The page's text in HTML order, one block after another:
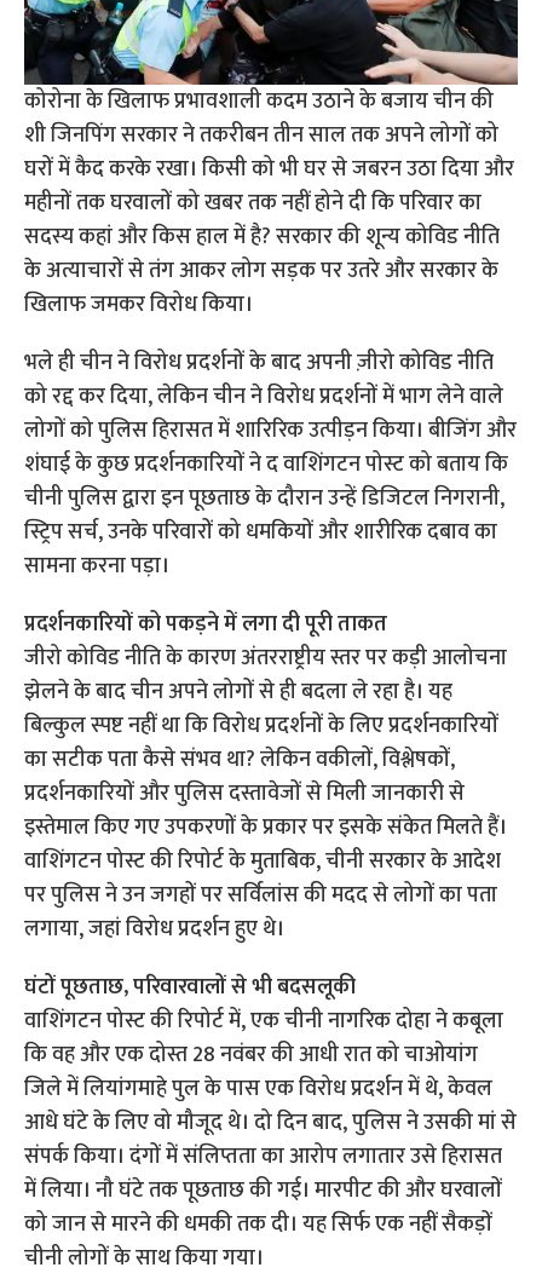
कोरोना के खिलाफ प्रभावशाली कदम उठाने के बजाय चीन की
शी जिनपिंग सरकार ने तकरीबन तीन साल तक अपने लोगों को
घरों में कैद करके रखा। किसी को भी घर से जबरन उठा दिया और
महीनों तक घरवालों को खबर तक नहीं होने दी कि परिवार का
सदस्य कहां और किस हाल में है? सरकार की शून्य कोविड नीति
के अत्याचारों से तंग आकर लोग सड़क पर उतरे और सरकार के
खिलाफ जमकर विरोध किया।
भले ही चीन ने विरोध प्रदर्शनों के बाद अपनी ज़ीरो कोविड नीति
को रद्द कर दिया, लेकिन चीन ने विरोध प्रदर्शनों में भाग लेने वाले
लोगों को पुलिस हिरासत में शारिरिक उत्पीड़न किया। बीजिंग और
शंघाई के कुछ प्रदर्शनकारियों ने द वाशिंगटन पोस्ट को बताय कि
चीनी पुलिस द्वारा इन पूछताछ के दौरान उन्हें डिजिटल निगरानी, ​​
स्ट्रिप सर्च, उनके परिवारों को धमकियों और शारीरिक दबाव का
सामना करना पड़ा।
प्रदर्शनकारियों को पकड़ने में लगा दी पूरी ताकत
जीरो कोविड नीति के कारण अंतरराष्ट्रीय स्तर पर कड़ी आलोचना
झेलने के बाद चीन अपने लोगों से ही बदला ले रहा है। यह
बिल्कुल स्पष्ट नहीं था कि विरोध प्रदर्शनों के लिए प्रदर्शनकारियों
का सटीक पता कैसे संभव था? लेकिन वकीलों, विश्लेषकों,
प्रदर्शनकारियों और पुलिस दस्तावेजों से मिली जानकारी से
इस्तेमाल किए गए उपकरणों के प्रकार पर इसके संकेत मिलते हैं।
वाशिंगटन पोस्ट की रिपोर्ट के मुताबिक, चीनी सरकार के आदेश
पर पुलिस ने उन जगहों पर सर्विलांस की मदद से लोगों का पता
लगाया, जहां विरोध प्रदर्शन हुए थे।
घंटों पूछताछ, परिवारवालों से भी बदसलूकी
वाशिंगटन पोस्ट की रिपोर्ट में, एक चीनी नागरिक दोहा ने कबूला
कि वह और एक दोस्त 28 नवंबर की आधी रात को चाओयांग
जिले में लियांगमाहे पुल के पास एक विरोध प्रदर्शन में थे, केवल
आधे घंटे के लिए वो मौजूद थे। दो दिन बाद, पुलिस ने उसकी मां से
संपर्क किया। दंगों में संलिप्तता का आरोप लगातार उसे हिरासत
में लिया। नौ घंटे तक पूछताछ की गई। मारपीट की और घरवालों
को जान से मारने की धमकी तक दी। यह सिर्फ एक नहीं सैकड़ों
चीनी लोगों के साथ किया गया।